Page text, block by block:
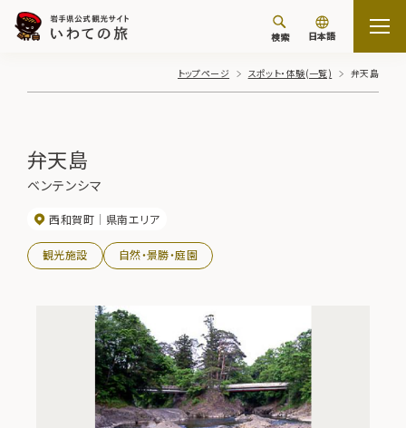
検索 日本語
トップページ スポット・体験(一覧) 弁天島
弁天島
ベンテンシマ
西和賀町 県南エリア
観光施設 自然・景勝・庭園